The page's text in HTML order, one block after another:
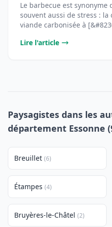
Le barbecue est synonyme
souvent aussi de stress :
viande carbonisée à
Lire l'article
Paysagistes dans les
département Essonne
Breuillet (6)
Étampes (4)
Bruyères-le-Châtel (2)